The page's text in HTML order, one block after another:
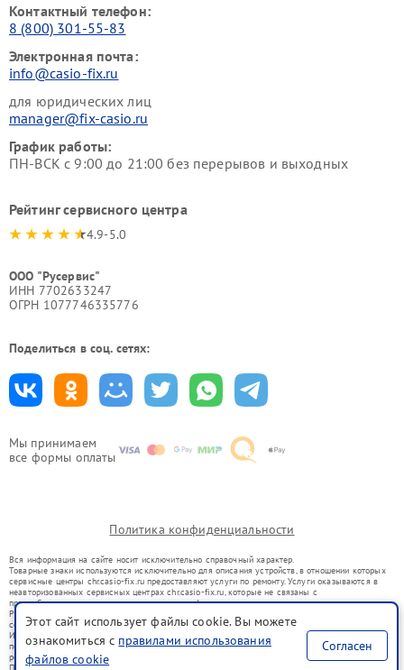
Мы принимаем
все формы оплаты
Контактный телефон:
8 (800) 301-55-83
Электронная почта:
info@casio-fix.ru
для юридических лиц
manager@fix-casio.ru
График работы:
ПН-ВСК с 9:00 до 21:00 без перерывов и выходных
Рейтинг сервисного центра
4.9-5.0
ООО "Русервис"
ИНН 7702633247
ОГРН 1077746335776
Поделиться в соц. сетях:
Политика конфиденциальности
Вся информация на сайте носит исключительно справочный характер.
Товарные знаки используются исключительно для описания устройств, в отношении которых
сервисные центры chr.casio-fix.ru предоставляют услуги по ремонту. Услуги оказываются в
неавторизованных сервисных центрах chr.casio-fix.ru, которые не связаны с
правообладателями товарных знаков или их официальными представителями.
Ремонт осуществляется для устройств, уже введенных в гражданский оборот в соответствии
со статьей 1487 ГК РФ.
Использование товарных знаков не преследует цели индивидуализации услуг или введения
потребителей в заблуждение, а служит для информирования о предоставляемых услугах по
ремонту техники указанных брендов.
Представленная на сайте информация не является публичной офертой, определяемой
Этот сайт использует файлы cookie. Вы можете
ознакомиться с правилами использования
файлов cookie
Согласен